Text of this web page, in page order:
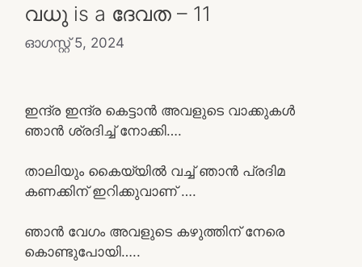
വധു is a ദേവത – 11
ഓഗസ്റ്റ്‌ 5, 2024
ഇന്ദ്ര ഇന്ദ്ര കെട്ടാൻ അവളുടെ വാക്കുകൾ
ഞാൻ ശ്രദിച്ച് നോക്കി….
താലിയും കൈയ്യിൽ വച്ച് ഞാൻ പ്രദിമ
കണക്കിന് ഇറിക്കുവാണ് ….
ഞാൻ വേഗം അവളുടെ കഴുത്തിന് നേരെ
കൊണ്ടുപോയി…..